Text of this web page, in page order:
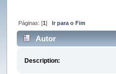
Páginas: [1] Ir para o Fim
Autor
Description: